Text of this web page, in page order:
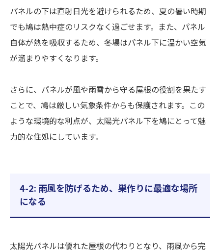
パネルの下は直射日光を避けられるため、夏の暑い時期
でも鳩は熱中症のリスクなく過ごせます。また、パネル
自体が熱を吸収するため、冬場はパネル下に温かい空気
が溜まりやすくなります。
さらに、パネルが風や雨雪から守る屋根の役割を果たす
ことで、鳩は厳しい気象条件からも保護されます。この
ような環境的な利点が、太陽光パネル下を鳩にとって魅
力的な住処にしています。
4-2: 雨風を防げるため、巣作りに最適な場所
になる
太陽光パネルは優れた屋根の代わりとなり、雨風から完